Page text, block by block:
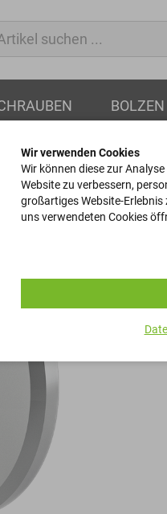
BOLZEN
Wir verwenden Cookies
Wir können diese zur
Website zu verbessern,
großartiges Website-
uns verwendeten Cookies